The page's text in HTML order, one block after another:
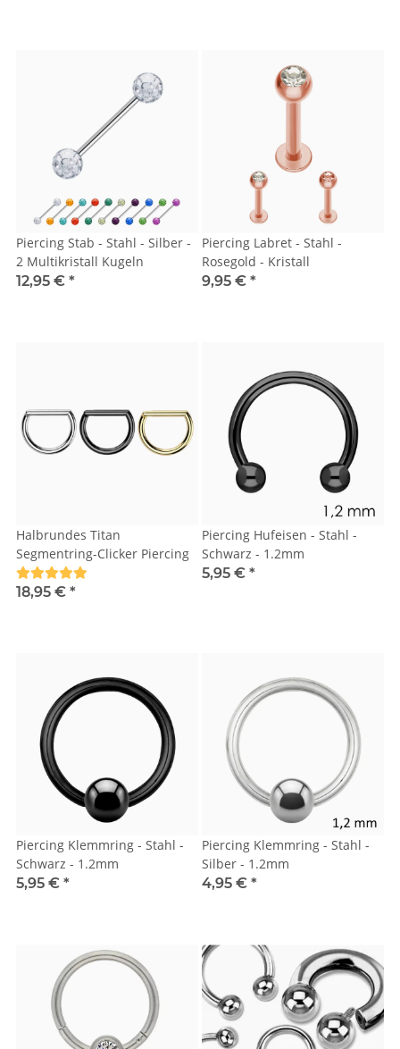
Piercing Stab - Stahl - Silber -
2 Multikristall Kugeln
12,95 € *
Piercing Labret - Stahl -
Rosegold - Kristall
9,95 € *
Halbrundes Titan
Segmentring-Clicker Piercing
18,95 € *
Piercing Hufeisen - Stahl -
Schwarz - 1.2mm
5,95 € *
Piercing Klemmring - Stahl -
Schwarz - 1.2mm
5,95 € *
Piercing Klemmring - Stahl -
Silber - 1.2mm
4,95 € *